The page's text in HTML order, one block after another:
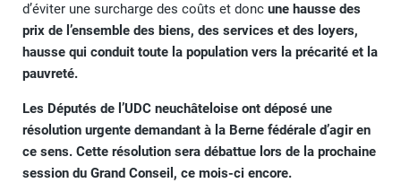
d’éviter une surcharge des coûts et donc une hausse des
prix de l’ensemble des biens, des services et des loyers,
hausse qui conduit toute la population vers la précarité et la
pauvreté.
Les Députés de l’UDC neuchâteloise ont déposé une
résolution urgente demandant à la Berne fédérale d’agir en
ce sens. Cette résolution sera débattue lors de la prochaine
session du Grand Conseil, ce mois-ci encore.